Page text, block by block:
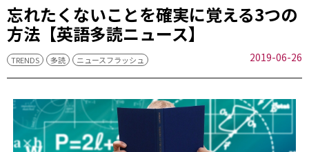
忘れたくないことを確実に覚える3つの
方法【英語多読ニュース】
TRENDS 多読 ニュースフラッシュ 2019-06-26